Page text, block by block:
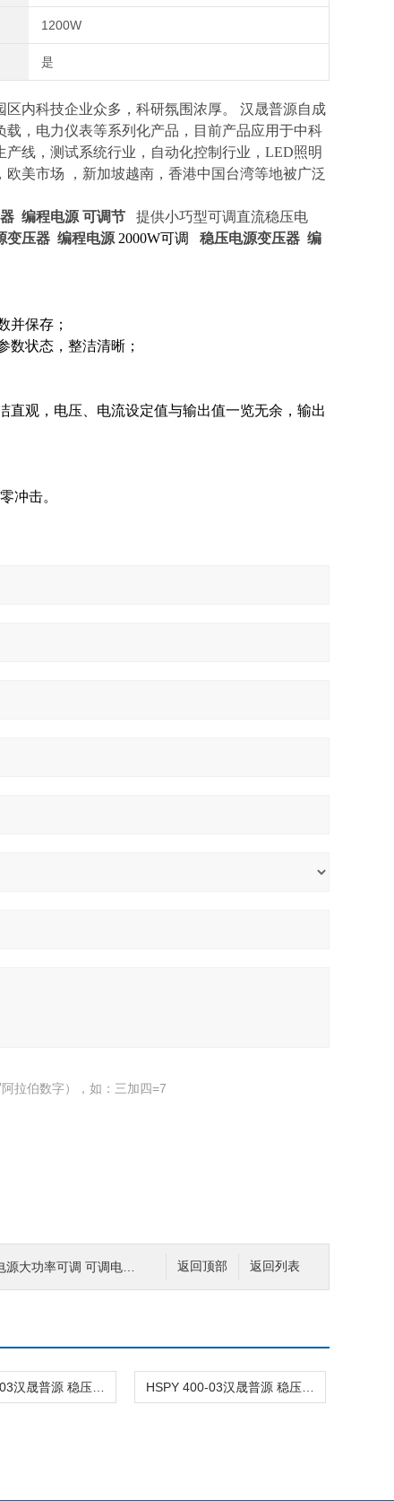
1200W
是
内科技企业众多，科研氛围浓厚。 汉晟普源自成
，电力仪表等系列化产品，目前产品应用于中科
线，测试系统行业，自动化控制行业，LED照明
美市场 ，新加坡越南，香港中国台湾等地被广泛
编程电源 可调节 ​ 提供小巧型可调直流稳压电
变压器 编程电源 2000W可调
稳压电源变压器 编
并保存；
数状态，整洁清晰；
观，电压、电流设定值与输出值一览无余，输出
冲击。
拉伯数字），如：三加四=7
返回列表
返回顶部
功率可调 可调电源适配器